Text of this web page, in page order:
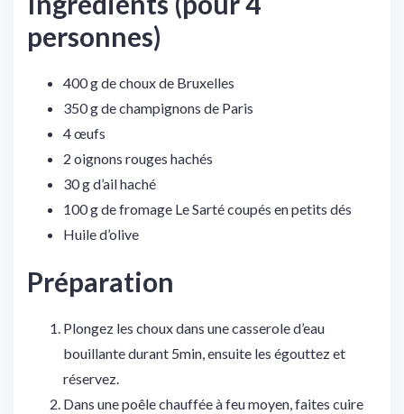
personnes)
400 g de choux de Bruxelles
350 g de champignons de Paris
4 œufs
2 oignons rouges hachés
30 g d’ail haché
100 g de fromage Le Sarté coupés en petits dés
Huile d’olive
Préparation
Plongez les choux dans une casserole d’eau
bouillante durant 5min, ensuite les égouttez et
réservez.
Dans une poêle chauffée à feu moyen, faites cuire